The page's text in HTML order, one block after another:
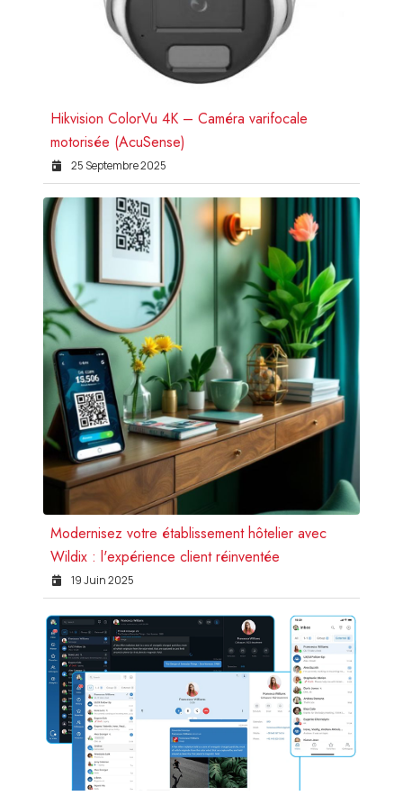
Hikvision ColorVu 4K – Caméra varifocale
motorisée (AcuSense)
25 Septembre 2025
Modernisez votre établissement hôtelier avec
Wildix : l'expérience client réinventée
19 Juin 2025